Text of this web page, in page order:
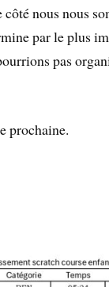
nous nous
par le plus
pas
prochaine.